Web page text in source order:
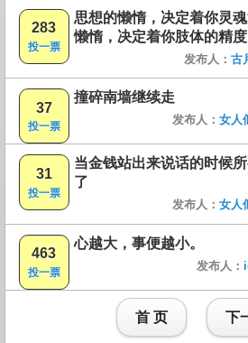
283
投一票
思想的懒惰，决定着你灵
懒惰，决定着你肢体的精度
发布人： 古
37
投一票
撞碎南墙继续走
发布人： 女人
31
投一票
当金钱站出来说话的时候
了
发布人： 女人
463
投一票
心越大，事便越小。
发布人：
首 页 下